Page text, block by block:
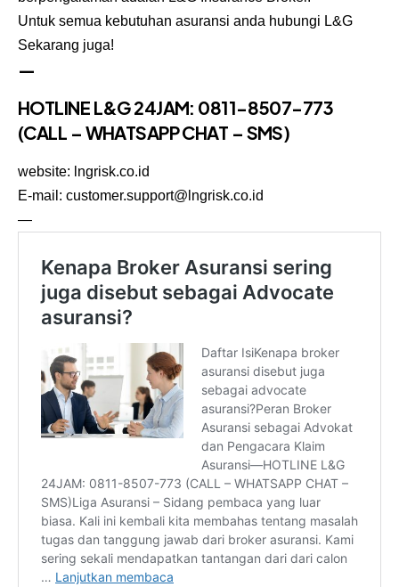
Untuk semua kebutuhan asuransi anda hubungi L&G
Sekarang juga!
—
HOTLINE L&G 24JAM: 0811-8507-773
(CALL – WHATSAPP CHAT – SMS)
website: lngrisk.co.id
E-mail: customer.support@lngrisk.co.id
—